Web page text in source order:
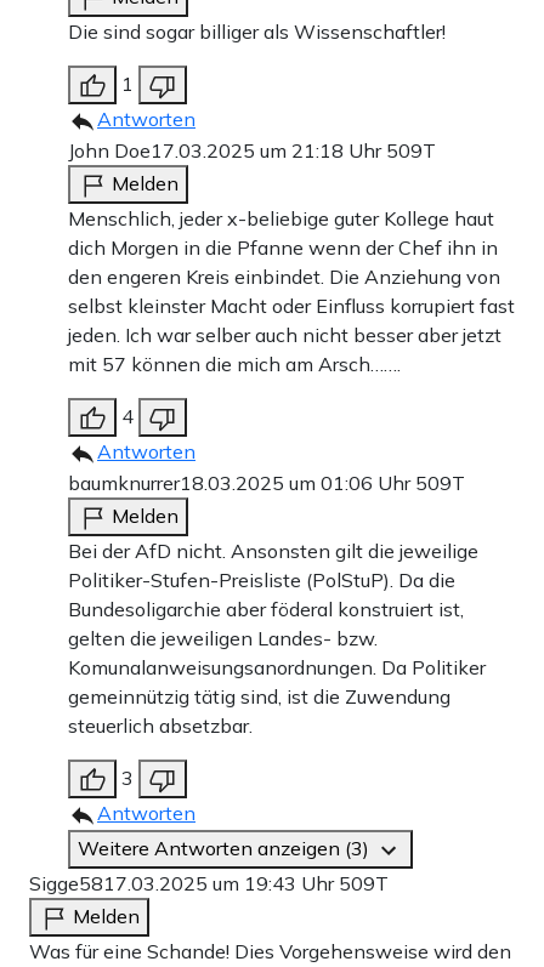
Die sind sogar billiger als Wissenschaftler!
1
Antworten
John Doe17.03.2025 um 21:18 Uhr 509T
Melden
Menschlich, jeder x-beliebige guter Kollege haut
dich Morgen in die Pfanne wenn der Chef ihn in
den engeren Kreis einbindet. Die Anziehung von
selbst kleinster Macht oder Einfluss korrupiert fast
jeden. Ich war selber auch nicht besser aber jetzt
mit 57 können die mich am Arsch…….
4
Antworten
baumknurrer18.03.2025 um 01:06 Uhr 509T
Melden
Bei der AfD nicht. Ansonsten gilt die jeweilige
Politiker-Stufen-Preisliste (PolStuP). Da die
Bundesoligarchie aber föderal konstruiert ist,
gelten die jeweiligen Landes- bzw.
Komunalanweisungsanordnungen. Da Politiker
gemeinnützig tätig sind, ist die Zuwendung
steuerlich absetzbar.
3
Antworten
Weitere Antworten anzeigen (3)
Sigge5817.03.2025 um 19:43 Uhr 509T
Melden
Was für eine Schande! Dies Vorgehensweise wird den